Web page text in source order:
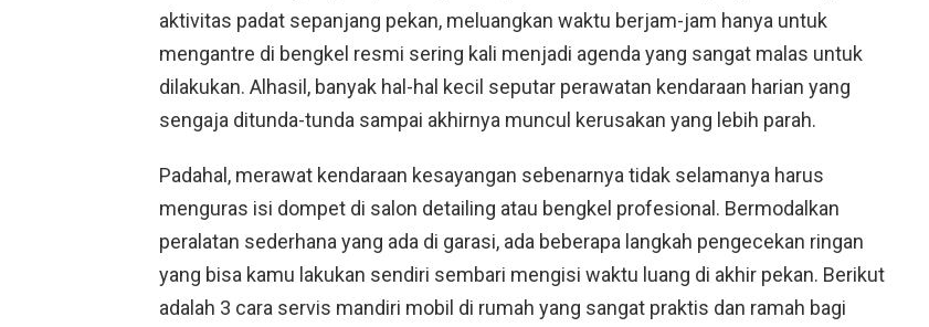
aktivitas padat sepanjang pekan, meluangkan waktu berjam-jam hanya untuk
mengantre di bengkel resmi sering kali menjadi agenda yang sangat malas untuk
dilakukan. Alhasil, banyak hal-hal kecil seputar perawatan kendaraan harian yang
sengaja ditunda-tunda sampai akhirnya muncul kerusakan yang lebih parah.
Padahal, merawat kendaraan kesayangan sebenarnya tidak selamanya harus
menguras isi dompet di salon detailing atau bengkel profesional. Bermodalkan
peralatan sederhana yang ada di garasi, ada beberapa langkah pengecekan ringan
yang bisa kamu lakukan sendiri sembari mengisi waktu luang di akhir pekan. Berikut
adalah 3 cara servis mandiri mobil di rumah yang sangat praktis dan ramah bagi